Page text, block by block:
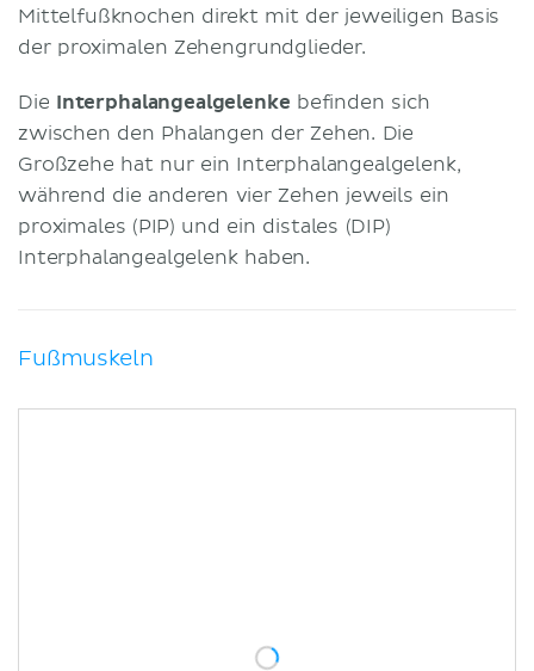
Mittelfußknochen direkt mit der jeweiligen Basis
der proximalen Zehengrundglieder.
Die Interphalangealgelenke befinden sich
zwischen den Phalangen der Zehen. Die
Großzehe hat nur ein Interphalangealgelenk,
während die anderen vier Zehen jeweils ein
proximales (PIP) und ein distales (DIP)
Interphalangealgelenk haben.
Fußmuskeln